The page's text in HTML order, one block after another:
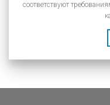
соответствуют